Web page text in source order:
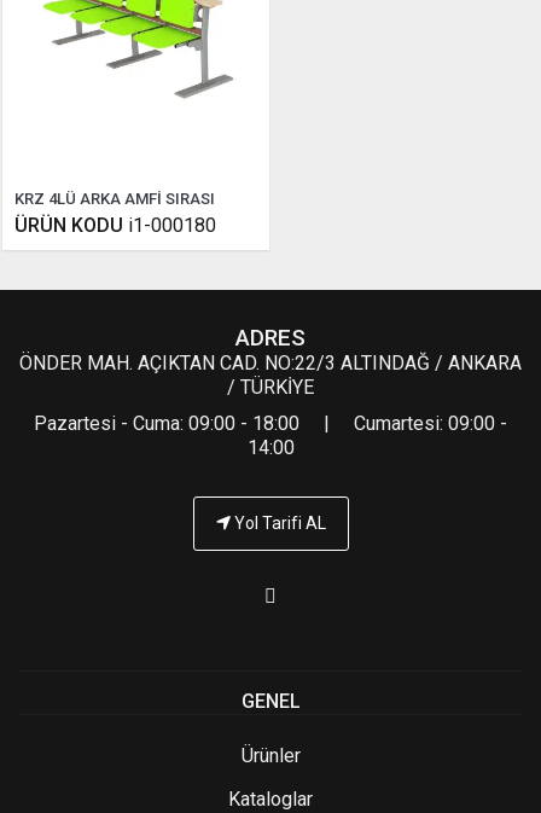
KRZ 4LÜ ARKA AMFİ SIRASI
ÜRÜN KODU i1-000180
ADRES
ÖNDER MAH. AÇIKTAN CAD. NO:22/3 ALTINDAĞ / ANKARA
/ TÜRKİYE
Pazartesi - Cuma: 09:00 - 18:00 | Cumartesi: 09:00 -
14:00
Yol Tarifi AL
GENEL
Ürünler
Kataloglar